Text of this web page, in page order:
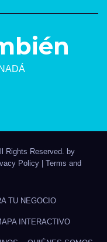
Rights Reserved. by
Policy
Terms and
TU NEGOCIO
INTERACTIVO